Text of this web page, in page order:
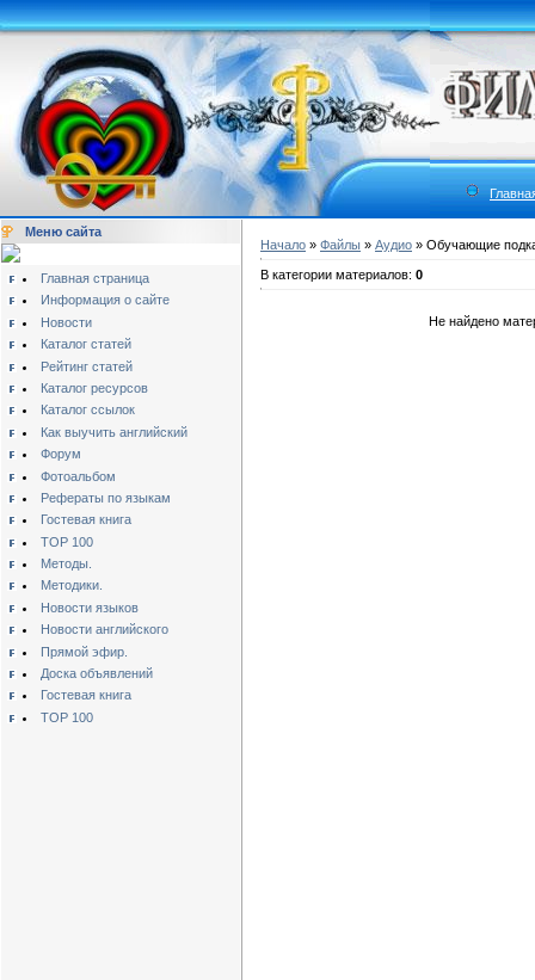
Меню сайта
Главная страница
Информация о сайте
Новости
Каталог статей
Рейтинг статей
Каталог ресурсов
Каталог ссылок
Как выучить английский
Форум
Фотоальбом
Рефераты по языкам
Гостевая книга
TOP 100
Методы.
Методики.
Новости языков
Новости английского
Прямой эфир.
Доска объявлений
Гостевая книга
TOP 100
Начало » Файлы » Аудио » Обучающие
В категории материалов: 0
Не найдено